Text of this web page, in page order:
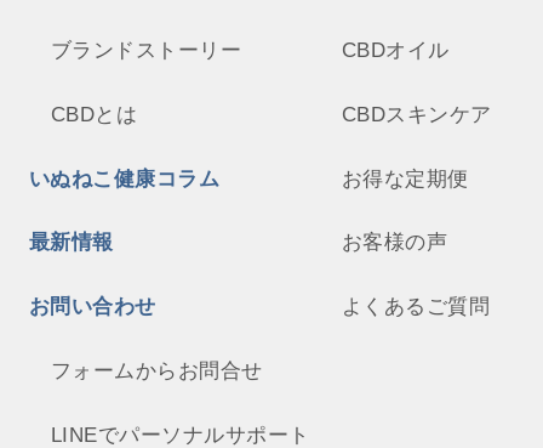
ブランドストーリー
CBDとは
いぬねこ健康コラム
最新情報
お問い合わせ
フォームからお問合せ
LINEでパーソナルサポート
CBDオイル
CBDスキンケア
お得な定期便
お客様の声
よくあるご質問